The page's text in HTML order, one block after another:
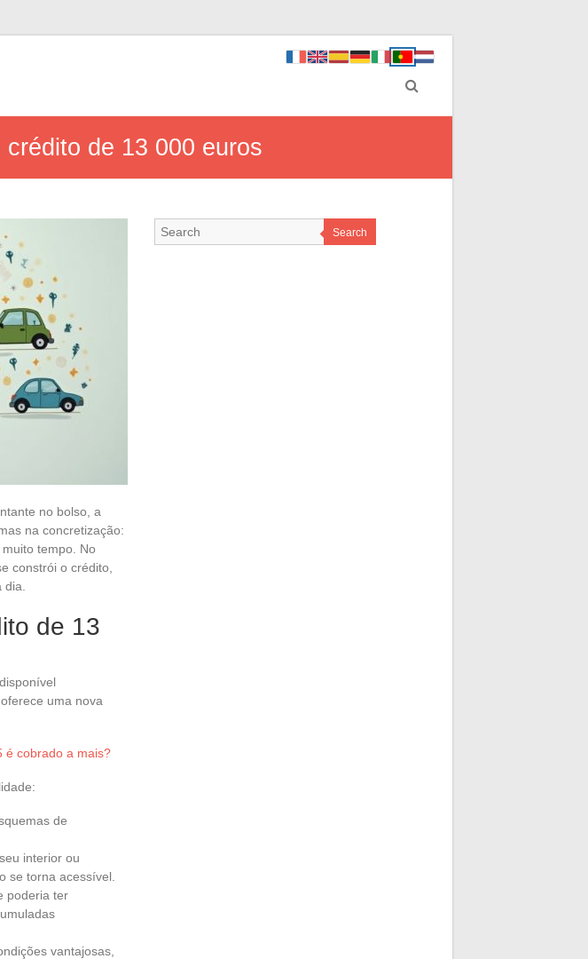
de 13 000 euros
no bolso, a
na concretização:
tempo. No
constrói o crédito,
de 13
uma nova
é cobrado a mais?
de
interior ou
se torna acessível.
poderia ter
vantajosas,
Search